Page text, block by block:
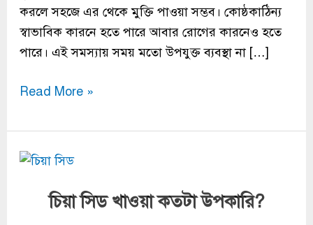
করলে সহজে এর থেকে মুক্তি পাওয়া সম্ভব। কোষ্ঠকাঠিন্য
স্বাভাবিক কারনে হতে পারে আবার রোগের কারনেও হতে
পারে। এই সমস্যায় সময় মতো উপযুক্ত ব্যবস্থা না […]
Read More »
চিয়া সিড খাওয়া কতটা উপকারি?
চিয়া
খাওয়া